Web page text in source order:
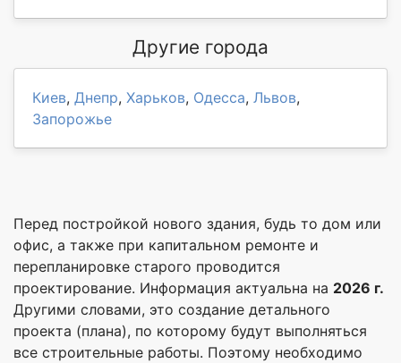
Другие города
Киев, Днепр, Харьков, Одесса, Львов,
Запорожье
Перед постройкой нового здания, будь то дом или
офис, а также при капитальном ремонте и
перепланировке старого проводится
проектирование. Информация актуальна на 2026 г.
Другими словами, это создание детального
проекта (плана), по которому будут выполняться
все строительные работы. Поэтому необходимо